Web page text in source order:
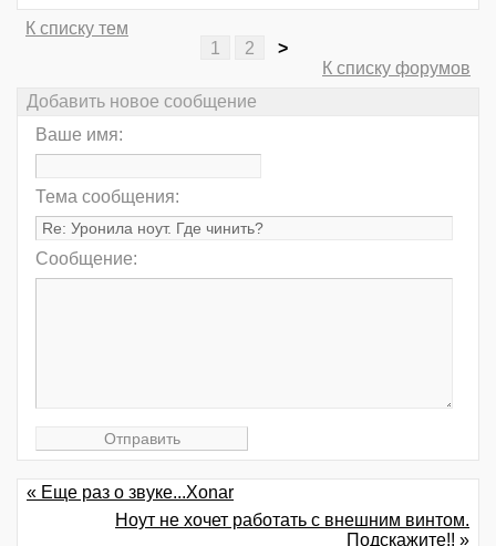
К списку тем
1
2
>
К списку форумов
Добавить новое сообщение
Ваше имя:
Тема сообщения:
Сообщение:
« Еще раз о звуке...Xonar
Ноут не хочет работать с внешним винтом.
Подскажите!! »